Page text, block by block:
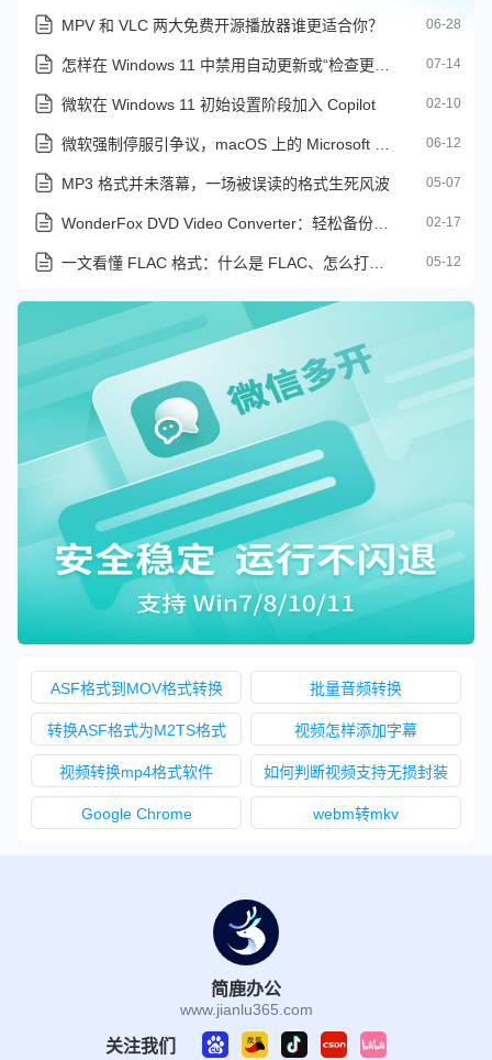
MPV 和 VLC 两大免费开源播放器谁更适合你？ 06-28
07-14
微软在 Windows 11 初始设置阶段加入 Copilot 02-10
06-12
MP3 格式并未落幕，一场被误读的格式生死风波 05-07
02-17
05-12
ASF格式到MOV格式转换 批量音频转换
转换ASF格式为M2TS格式 视频怎样添加字幕
视频转换mp4格式软件 如何判断视频支持无损封装
Google Chrome webm转mkv
简鹿办公
www.jianlu365.com
关注我们